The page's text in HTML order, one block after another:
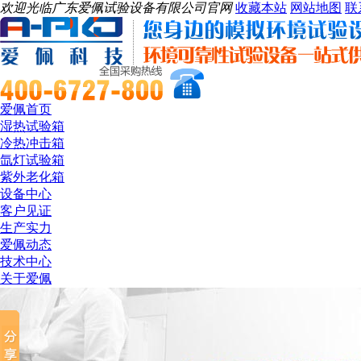
欢迎光临广东爱佩试验设备有限公司官网 收藏本站 网站地图 联
爱佩首页
湿热试验箱
冷热冲击箱
氙灯试验箱
紫外老化箱
设备中心
客户见证
生产实力
爱佩动态
技术中心
关于爱佩